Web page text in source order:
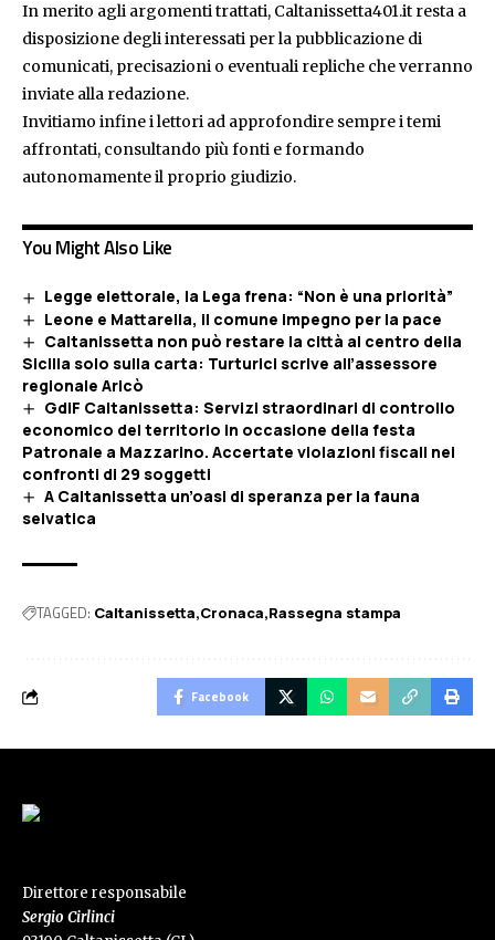
In merito agli argomenti trattati, Caltanissetta401.it resta a
disposizione degli interessati per la pubblicazione di
comunicati, precisazioni o eventuali repliche che verranno
inviate alla redazione.
Invitiamo infine i lettori ad approfondire sempre i temi
affrontati, consultando più fonti e formando
autonomamente il proprio giudizio.
You Might Also Like
Legge elettorale, la Lega frena: “Non è una priorità”
Leone e Mattarella, il comune impegno per la pace
Caltanissetta non può restare la città al centro della
Sicilia solo sulla carta: Turturici scrive all’assessore
regionale Aricò
GdiF Caltanissetta: Servizi straordinari di controllo
economico del territorio in occasione della festa
Patronale a Mazzarino. Accertate violazioni fiscali nei
confronti di 29 soggetti
A Caltanissetta un’oasi di speranza per la fauna
selvatica
TAGGED: Caltanissetta Cronaca Rassegna stampa
Facebook
Direttore responsabile
Sergio Cirlinci